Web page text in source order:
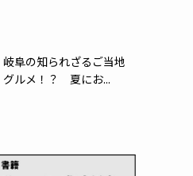
岐阜の知られざるご当地
グルメ！？ 夏にお...